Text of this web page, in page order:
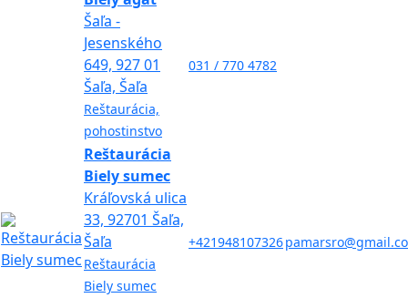
Šaľa -
Jesenského
649, 927 01
Šaľa, Šaľa
Reštaurácia,
pohostinstvo
031 / 770 4782
Reštaurácia
Biely sumec
Kráľovská ulica
33, 92701 Šaľa,
Šaľa
Reštaurácia
Biely sumec
+421948107326